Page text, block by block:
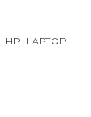
HP LAPTOP